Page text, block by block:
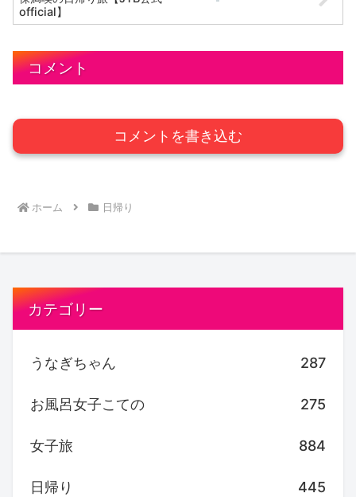
official】
コメント
コメントを書き込む
ホーム 日帰り
カテゴリー
うなぎちゃん 287
お風呂女子こての 275
女子旅 884
日帰り 445